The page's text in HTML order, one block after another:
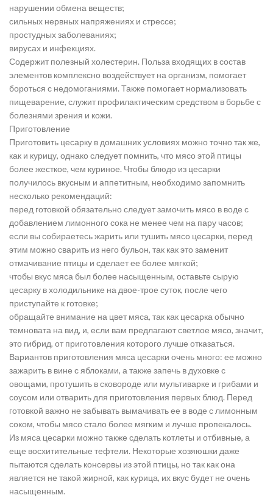
нарушении обмена веществ;
сильных нервных напряжениях и стрессе;
простудных заболеваниях;
вирусах и инфекциях.
Содержит полезный холестерин. Польза входящих в состав
элементов комплексно воздействует на организм, помогает
бороться с недомоганиями. Также помогает нормализовать
пищеварение, служит профилактическим средством в борьбе с
болезнями зрения и кожи.
Приготовление
Приготовить цесарку в домашних условиях можно точно так же,
как и курицу, однако следует помнить, что мясо этой птицы
более жесткое, чем куриное. Чтобы блюдо из цесарки
получилось вкусным и аппетитным, необходимо запомнить
несколько рекомендаций:
перед готовкой обязательно следует замочить мясо в воде с
добавлением лимонного сока не менее чем на пару часов;
если вы собираетесь жарить или тушить мясо цесарки, перед
этим можно сварить из него бульон, так как это заменит
отмачивание птицы и сделает ее более мягкой;
чтобы вкус мяса был более насыщенным, оставьте сырую
цесарку в холодильнике на двое-трое суток, после чего
приступайте к готовке;
обращайте внимание на цвет мяса, так как цесарка обычно
темновата на вид, и, если вам предлагают светлое мясо, значит,
это гибрид, от приготовления которого лучше отказаться.
Вариантов приготовления мяса цесарки очень много: ее можно
зажарить в вине с яблоками, а также запечь в духовке с
овощами, протушить в сковороде или мультиварке и грибами и
соусом или отварить для приготовления первых блюд. Перед
готовкой важно не забывать вымачивать ее в воде с лимонным
соком, чтобы мясо стало более мягким и лучше пропекалось.
Из мяса цесарки можно также сделать котлеты и отбивные, а
еще восхитительные тефтели. Некоторые хозяюшки даже
пытаются сделать консервы из этой птицы, но так как она
является не такой жирной, как курица, их вкус будет не очень
насыщенным.